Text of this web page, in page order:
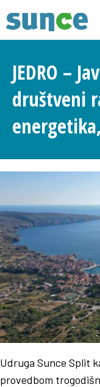
JEDRO –
društveni
Udruga Sunce Split
provedbom